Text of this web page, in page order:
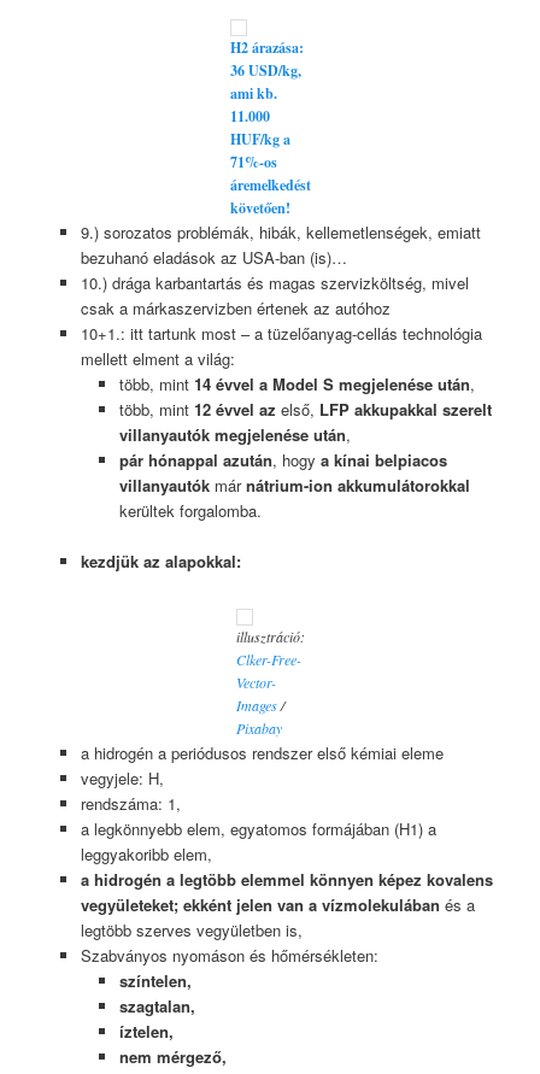
H2 árazása:
36 USD/kg,
ami kb.
11.000
HUF/kg a
71%-os
áremelkedést
követően!
9.) sorozatos problémák, hibák, kellemetlenségek, emiatt
bezuhanó eladások az USA-ban (is)…
10.) drága karbantartás és magas szervizköltség, mivel
csak a márkaszervizben értenek az autóhoz
10+1.: itt tartunk most – a tüzelőanyag-cellás technológia
mellett elment a világ:
több, mint14 évvel a Model S megjelenése után,
több, mint12 évvel azelső, LFP akkupakkal szerelt
villanyautók megjelenése után,
pár hónappal azután, hogya kínai belpiacos
villanyautók márnátrium-ion akkumulátorokkal
kerültek forgalomba.
kezdjük az alapokkal:
illusztráció:
Clker-Free-
Vector-
Images/
Pixabay
a hidrogén a periódusos rendszer első kémiai eleme
vegyjele: H,
rendszáma: 1,
a legkönnyebb elem, egyatomos formájában (H1) a
leggyakoribb elem,
a hidrogén a legtöbb elemmel könnyen képez kovalens
vegyületeket; ekként jelen van a vízmolekulában és a
legtöbb szerves vegyületben is,
Szabványos nyomáson és hőmérsékleten:
színtelen,
szagtalan,
íztelen,
nem mérgező,